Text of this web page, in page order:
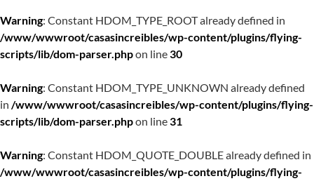
Warning: Constant HDOM_TYPE_ROOT already defined in
/www/wwwroot/casasincreibles/wp-content/plugins/flying-
scripts/lib/dom-parser.phpon line30
Warning: Constant HDOM_TYPE_UNKNOWN already defined
in /www/wwwroot/casasincreibles/wp-content/plugins/flying-
scripts/lib/dom-parser.phpon line31
Warning: Constant HDOM_QUOTE_DOUBLE already defined in
/www/wwwroot/casasincreibles/wp-content/plugins/flying-